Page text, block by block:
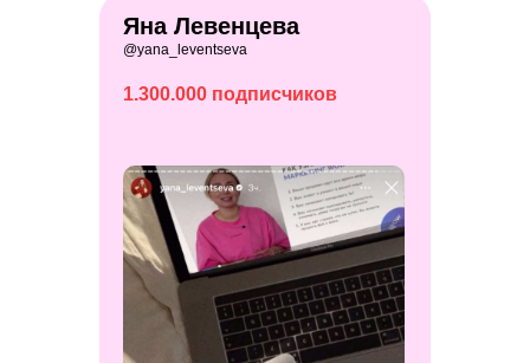
Яна Левенцева
1.300.000 подписчиков
@yana_leventseva